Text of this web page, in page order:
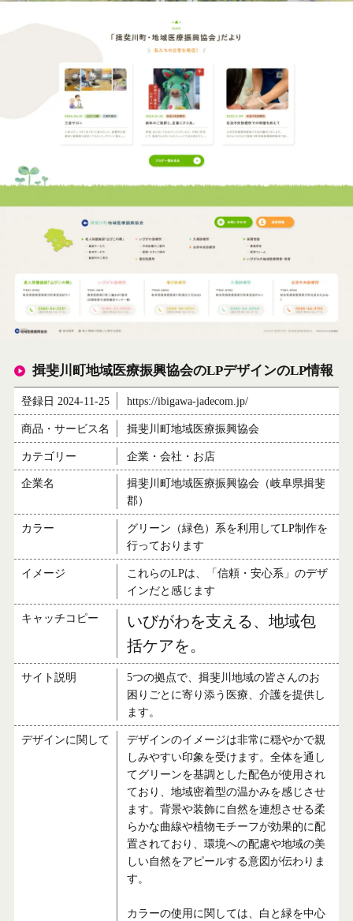
揖斐川町地域医療振興協会のLPデザインのLP情報
登録日 2024-11-25 https://ibigawa-jadecom.jp/
商品・サービス名 揖斐川町地域医療振興協会
カテゴリー 企業・会社・お店
企業名
揖斐川町地域医療振興協会（岐阜県揖斐
郡）
カラー
グリーン（緑色）系を利用してLP制作を
行っております
イメージ
これらのLPは、「信頼・安心系」のデザ
インだと感じます
キャッチコピー
いびがわを支える、地域包
括ケアを。
サイト説明
5つの拠点で、揖斐川地域の皆さんのお
困りごとに寄り添う医療、介護を提供し
ます。
デザインに関して
デザインのイメージは非常に穏やかで親
しみやすい印象を受けます。全体を通し
てグリーンを基調とした配色が使用され
ており、地域密着型の温かみを感じさせ
ます。背景や装飾に自然を連想させる柔
らかな曲線や植物モチーフが効果的に配
置されており、環境への配慮や地域の美
しい自然をアピールする意図が伝わりま
す。
カラーの使用に関しては、白と緑を中心